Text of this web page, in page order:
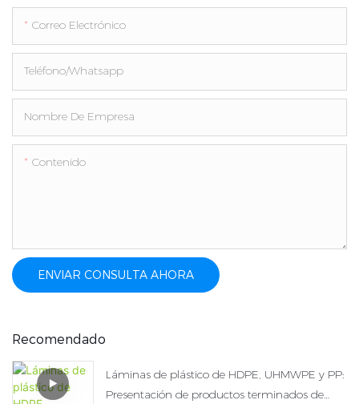
Correo Electrónico
Teléfono/whatsapp
Nombre De Empresa
Contenido
ENVIAR CONSULTA AHORA
Recomendado
Láminas de plástico de HDPE, UHMWPE y PP:
Presentación de productos terminados de